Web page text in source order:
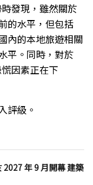
發現，雖然關於
的水平，但包括
內的本地旅遊相關
平。同時，對於
因素正在下
評級。
年 9 月開幕 建築